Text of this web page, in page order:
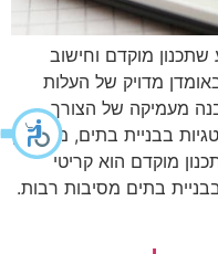
מוקדם וחישוב
מדויק של העלות
מעמיקה של הצורך
בבניית בתים, מהרעיון
מוקדם הוא קריטי
בתים מסיבות רבות.